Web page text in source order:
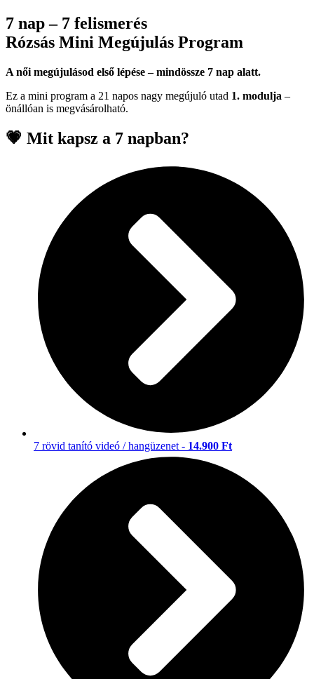
7 nap – 7 felismerés
Rózsás Mini Megújulás Program
A női megújulásod első lépése – mindössze 7 nap alatt.
Ez a mini program a 21 napos nagy megújuló utad 1. modulja –
önállóan is megvásárolható.
💗 Mit kapsz a 7 napban?
7 rövid tanító videó / hangüzenet - 14.900 Ft